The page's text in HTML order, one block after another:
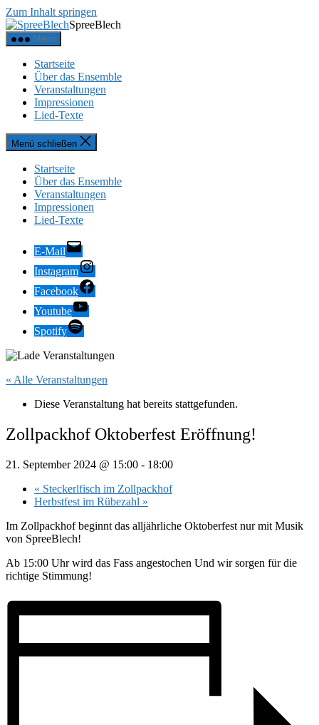
Zum Inhalt springen
SpreeBlech
Menü
Startseite
Über das Ensemble
Veranstaltungen
Impressionen
Lied-Texte
Menü schließen
Startseite
Über das Ensemble
Veranstaltungen
Impressionen
Lied-Texte
E-Mail
Instagram
Facebook
Youtube
Spotify
« Alle Veranstaltungen
Diese Veranstaltung hat bereits stattgefunden.
Zollpackhof Oktoberfest Eröffnung!
21. September 2024 @ 15:00 - 18:00
« Steckerlfisch im Zollpackhof
Herbstfest im Rübezahl »
Im Zollpackhof beginnt das alljährliche Oktoberfest nur mit Musik
von SpreeBlech!
Ab 15:00 Uhr wird das Fass angestochen Und wir sorgen für die
richtige Stimmung!